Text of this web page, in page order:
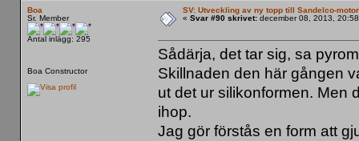
Boa
Sr. Member
Antal inlägg: 295
Boa Constructor
SV: Utveckling av ny topp till Sandelco-
« Svar #90 skrivet:december 08, 2013,
Sådärja, det tar sig, sa
Skillnaden den här gången
ut det ur silikonformen. Men
ihop.
Jag gör förstås en form att